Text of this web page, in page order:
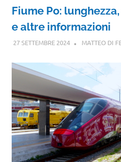
Fiume Po:
e altre informazioni
27 SETTEMBRE 2024 MATTEO DI